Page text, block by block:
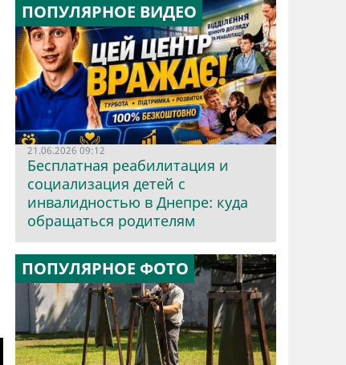
ПОПУЛЯРНОЕ ВИДЕО
21.06.2026 09:12
Бесплатная реабилитация и
социализация детей с
инвалидностью в Днепре: куда
обращаться родителям
ПОПУЛЯРНОЕ ФОТО